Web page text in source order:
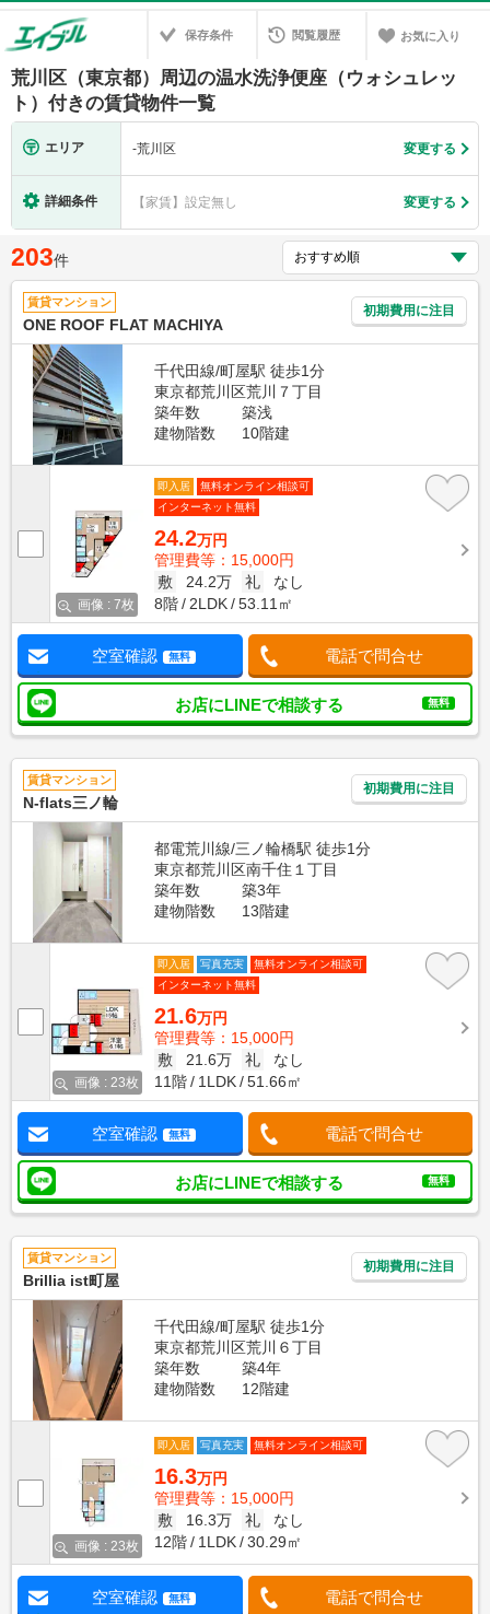
保存条件 閲覧履歴 お気に入り
荒川区（東京都）周辺の温水洗浄便座（ウォシュレッ
ト）付きの賃貸物件一覧
エリア -荒川区 変更する
詳細条件 【家賃】設定無し 変更する
203件
賃貸マンション
ONE ROOF FLAT MACHIYA
初期費用に注目
千代田線/町屋駅 徒歩1分
東京都荒川区荒川７丁目
築年数
築浅
建物階数
10階建
画像 : 7枚
即入居
無料オンライン相談可
インターネット無料
24.2万円
管理費等：15,000円
敷
24.2万 礼
なし
8階
2LDK 53.11㎡
空室確認 無料 電話で問合せ
お店にLINEで相談する 無料
賃貸マンション
N-flats三ノ輪
初期費用に注目
都電荒川線/三ノ輪橋駅 徒歩1分
東京都荒川区南千住１丁目
築年数
築3年
建物階数
13階建
画像 : 23枚
即入居 写真充実
無料オンライン相談可
インターネット無料
21.6万円
管理費等：15,000円
敷
21.6万 礼
なし
11階
1LDK 51.66㎡
空室確認 無料 電話で問合せ
お店にLINEで相談する 無料
賃貸マンション
Brillia ist町屋
初期費用に注目
千代田線/町屋駅 徒歩1分
東京都荒川区荒川６丁目
築年数
築4年
建物階数
12階建
画像 : 23枚
即入居 写真充実 無料オンライン相談可
16.3万円
管理費等：15,000円
敷
16.3万 礼
なし
12階
1LDK 30.29㎡
空室確認 無料 電話で問合せ